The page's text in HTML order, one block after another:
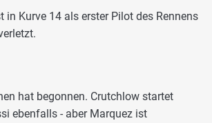
in Kurve 14 als erster Pilot des Rennens
hat begonnen. Crutchlow startet
ebenfalls - aber Marquez ist